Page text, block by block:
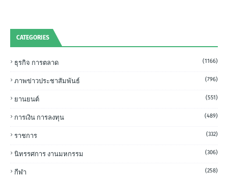
CATEGORIES
ธุรกิจ การตลาด (1166)
ภาพข่าวประชาสัมพันธ์ (796)
ยานยนต์ (551)
การเงิน การลงทุน (489)
ราชการ (332)
นิทรรศการ งานมหกรรม (306)
กีฬา (258)